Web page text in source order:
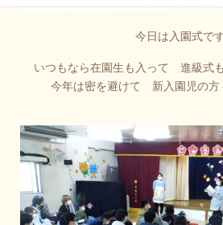
今日は入園式で
いつもなら在園生も入って 進級式
今年は密を避けて 新入園児の方